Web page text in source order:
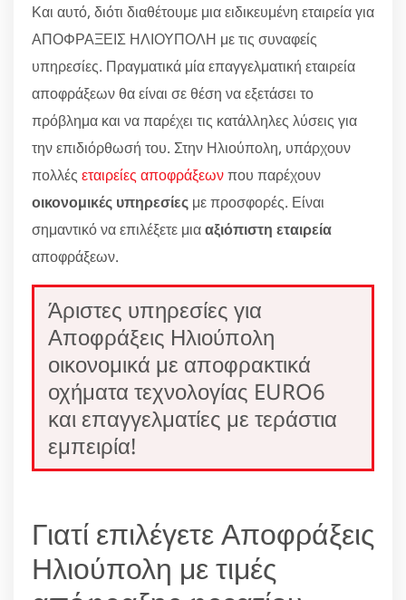
Και αυτό, διότι διαθέτουμε μια ειδικευμένη εταιρεία για
ΑΠΟΦΡΑΞΕΙΣ ΗΛΙΟΥΠΟΛΗ με τις συναφείς
υπηρεσίες. Πραγματικά μία επαγγελματική εταιρεία
αποφράξεων θα είναι σε θέση να εξετάσει το
πρόβλημα και να παρέχει τις κατάλληλες λύσεις για
την επιδιόρθωσή του. Στην Ηλιούπολη, υπάρχουν
πολλές εταιρείες αποφράξεωνπου παρέχουν
οικονομικές υπηρεσίες με προσφορές. Είναι
σημαντικό να επιλέξετε μιααξιόπιστη εταιρεία
αποφράξεων.
Άριστες υπηρεσίες για
Αποφράξεις Ηλιούπολη
οικονομικά με αποφρακτικά
οχήματα τεχνολογίας EURO6
και επαγγελματίες με τεράστια
εμπειρία!
Γιατί επιλέγετε Αποφράξεις
Ηλιούπολη με τιμές